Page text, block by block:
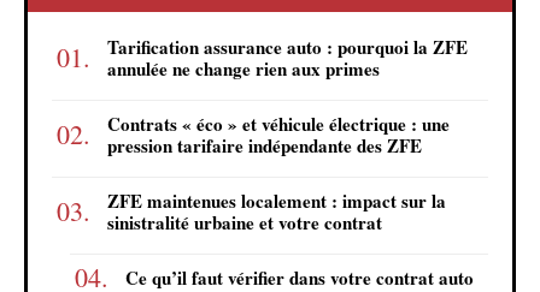
Tarification assurance auto : pourquoi la ZFE
annulée ne change rien aux primes
Contrats « éco » et véhicule électrique : une
pression tarifaire indépendante des ZFE
ZFE maintenues localement : impact sur la
sinistralité urbaine et votre contrat
Ce qu’il faut vérifier dans votre contrat auto